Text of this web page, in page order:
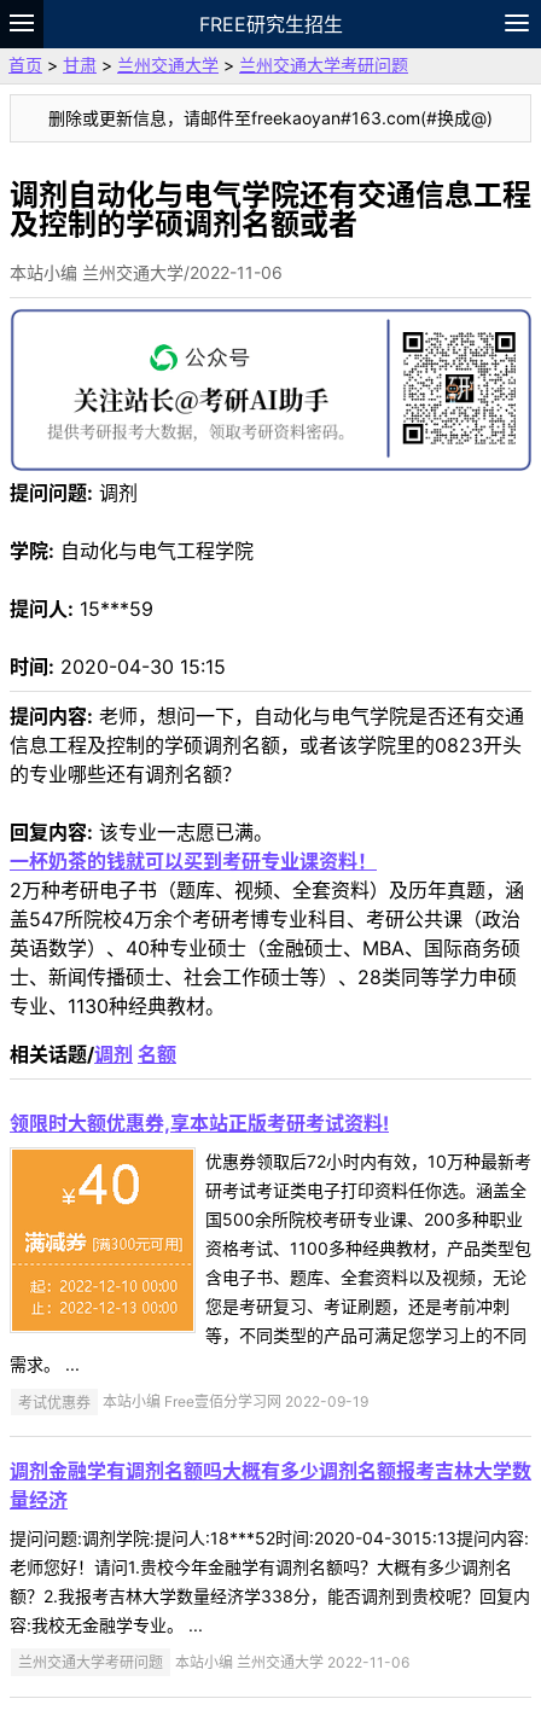
FREE研究生招生
题库
故事 专题 APP 笔记
论坛
VIP
资料
首页 > 甘肃 > 兰州交通大学 > 兰州交通大学考研问题
删除或更新信息，请邮件至freekaoyan#163.com(#换成@)
调剂自动化与电气学院还有交通信息工程
及控制的学硕调剂名额或者
本站小编 兰州交通大学/2022-11-06
提问问题: 调剂
学院: 自动化与电气工程学院
提问人: 15***59
时间: 2020-04-30 15:15
提问内容: 老师，想问一下，自动化与电气学院是否还有交通
信息工程及控制的学硕调剂名额，或者该学院里的0823开头
的专业哪些还有调剂名额？
回复内容: 该专业一志愿已满。
一杯奶茶的钱就可以买到考研专业课资料！
2万种考研电子书（题库、视频、全套资料）及历年真题，涵
盖547所院校4万余个考研考博专业科目、考研公共课（政治
英语数学）、40种专业硕士（金融硕士、MBA、国际商务硕
士、新闻传播硕士、社会工作硕士等）、28类同等学力申硕
专业、1130种经典教材。
相关话题/调剂 名额
领限时大额优惠券,享本站正版考研考试资料!
优惠券领取后72小时内有效，10万种最新考
研考试考证类电子打印资料任你选。涵盖全
国500余所院校考研专业课、200多种职业
资格考试、1100多种经典教材，产品类型包
含电子书、题库、全套资料以及视频，无论
您是考研复习、考证刷题，还是考前冲刺
等，不同类型的产品可满足您学习上的不同
需求。 ...
考试优惠券 本站小编 Free壹佰分学习网 2022-09-19
调剂金融学有调剂名额吗大概有多少调剂名额报考吉林大学数
量经济
提问问题:调剂学院:提问人:18***52时间:2020-04-3015:13提问内容:
老师您好！请问1.贵校今年金融学有调剂名额吗？大概有多少调剂名
额？2.我报考吉林大学数量经济学338分，能否调剂到贵校呢？回复内
容:我校无金融学专业。 ...
兰州交通大学考研问题 本站小编 兰州交通大学 2022-11-06